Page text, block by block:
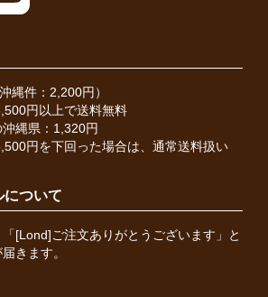
縄件：2,200円）
円以上で送料無料
縄県：1,320円
円を下回った場合は、通常送料扱い
について
[Lond]ご注文ありがとうございます」と
きます。